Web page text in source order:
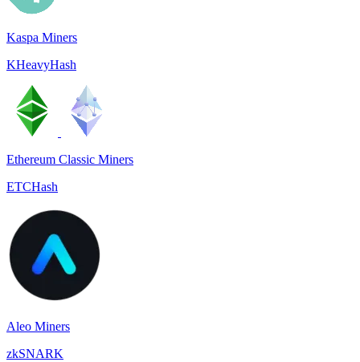
Kaspa Miners
KHeavyHash
Ethereum Classic Miners
ETCHash
Aleo Miners
zkSNARK